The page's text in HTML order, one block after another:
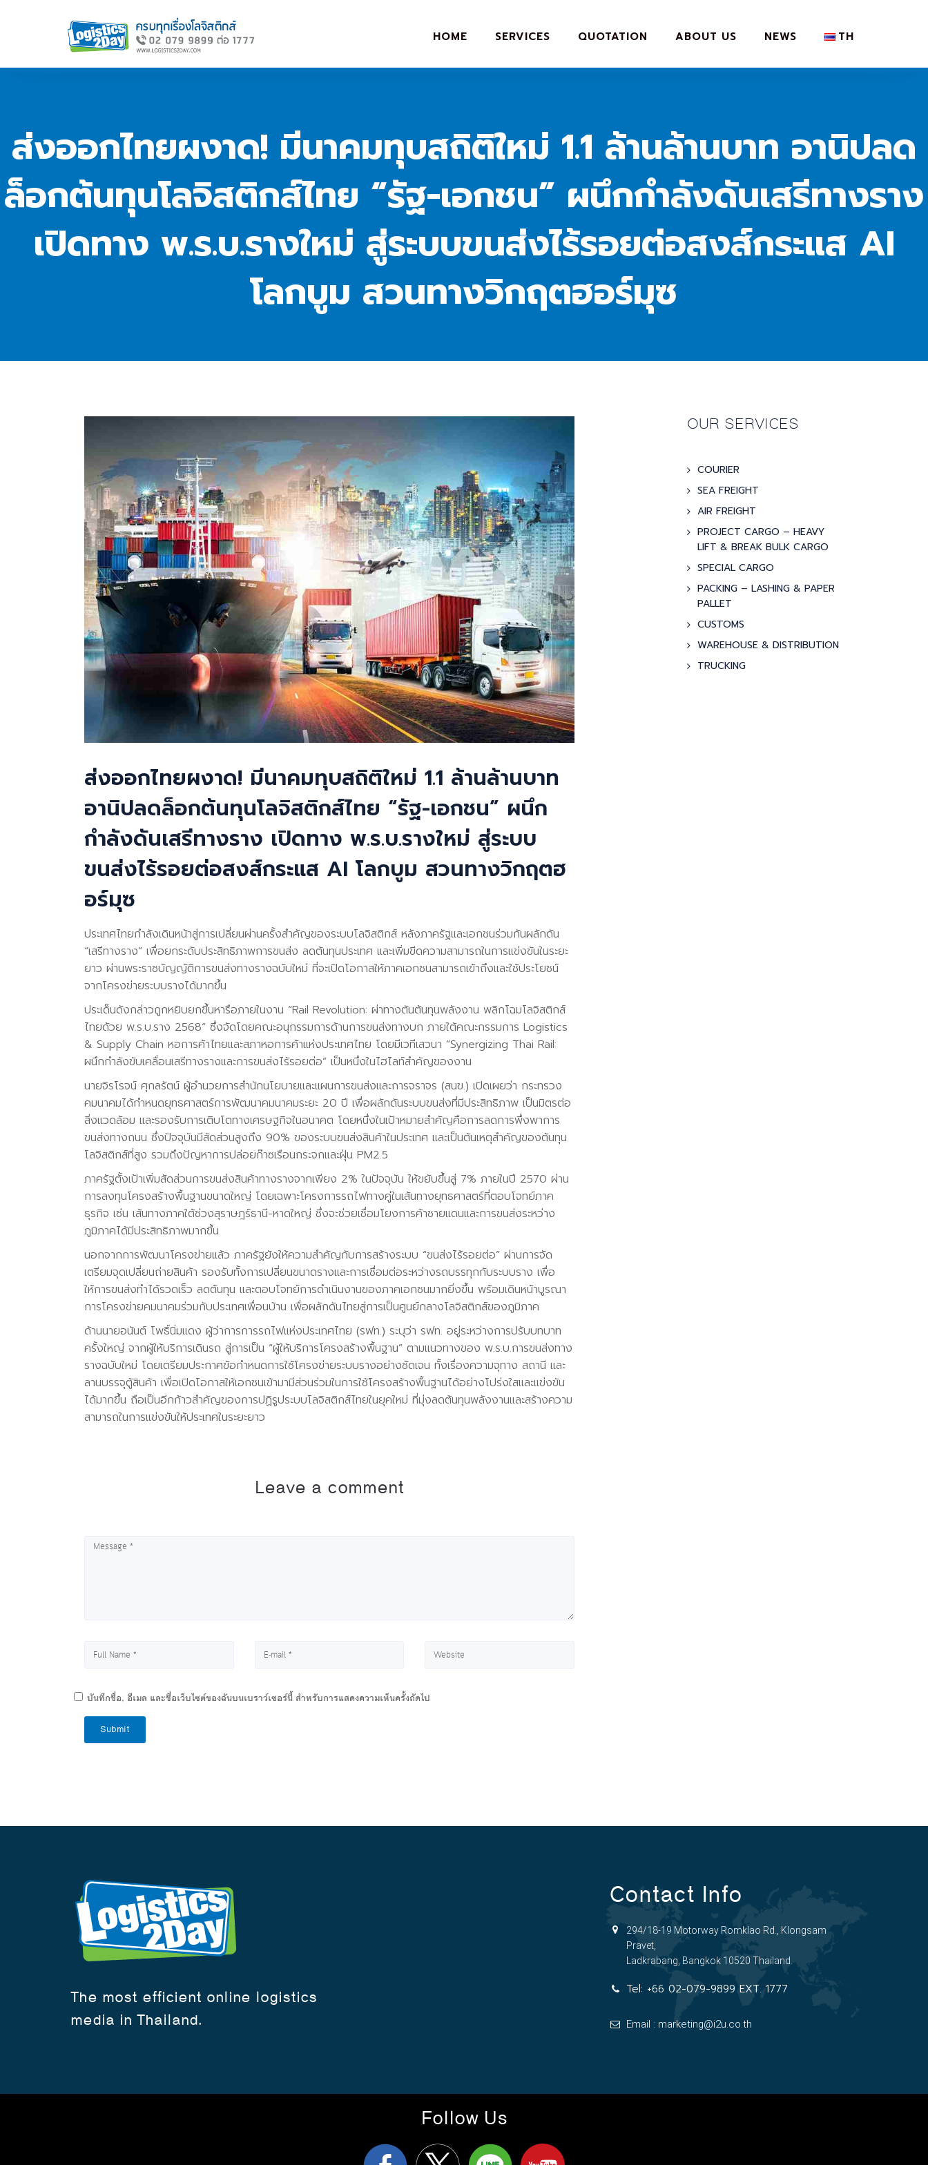
HOME SERVICES QUOTATION ABOUT US NEWS TH
ส่งออกไทยผงาด! มีนาคมทุบสถิติใหม่ 1.1 ล้านล้านบาท อานิปลด
ล็อกต้นทุนโลจิสติกส์ไทย “รัฐ-เอกชน” ผนึกกำลังดันเสรีทางราง
เปิดทาง พ.ร.บ.รางใหม่ สู่ระบบขนส่งไร้รอยต่อสงส์กระแส AI
โลกบูม สวนทางวิกฤตฮอร์มุซ
ส่งออกไทยผงาด! มีนาคมทุบสถิติใหม่ 1.1 ล้านล้านบาท
อานิปลดล็อกต้นทุนโลจิสติกส์ไทย “รัฐ-เอกชน” ผนึก
กำลังดันเสรีทางราง เปิดทาง พ.ร.บ.รางใหม่ สู่ระบบ
ขนส่งไร้รอยต่อสงส์กระแส AI โลกบูม สวนทางวิกฤตฮ
อร์มุซ
ประเทศไทยกำลังเดินหน้าสู่การเปลี่ยนผ่านครั้งสำคัญของระบบโลจิสติกส์ หลังภาครัฐและเอกชนร่วมกันผลักดัน
“เสรีทางราง” เพื่อยกระดับประสิทธิภาพการขนส่ง ลดต้นทุนประเทศ และเพิ่มขีดความสามารถในการแข่งขันในระยะ
ยาว ผ่านพระราชบัญญัติการขนส่งทางรางฉบับใหม่ ที่จะเปิดโอกาสให้ภาคเอกชนสามารถเข้าถึงและใช้ประโยชน์
จากโครงข่ายระบบรางได้มากขึ้น
ประเด็นดังกล่าวถูกหยิบยกขึ้นหารือภายในงาน “Rail Revolution: ผ่าทางตันต้นทุนพลังงาน พลิกโฉมโลจิสติกส์
ไทยด้วย พ.ร.บ.ราง 2568” ซึ่งจัดโดยคณะอนุกรรมการด้านการขนส่งทางบก ภายใต้คณะกรรมการ Logistics
& Supply Chain หอการค้าไทยและสภาหอการค้าแห่งประเทศไทย โดยมีเวทีเสวนา “Synergizing Thai Rail:
ผนึกกำลังขับเคลื่อนเสรีทางรางและการขนส่งไร้รอยต่อ” เป็นหนึ่งในไฮไลท์สำคัญของงาน
นายจิรโรจน์ ศุกลรัตน์ ผู้อำนวยการสำนักนโยบายและแผนการขนส่งและการจราจร (สนข.) เปิดเผยว่า กระทรวง
คมนาคมได้กำหนดยุทธศาสตร์การพัฒนาคมนาคมระยะ 20 ปี เพื่อผลักดันระบบขนส่งที่มีประสิทธิภาพ เป็นมิตรต่อ
สิ่งแวดล้อม และรองรับการเติบโตทางเศรษฐกิจในอนาคต โดยหนึ่งในเป้าหมายสำคัญคือการลดการพึ่งพาการ
ขนส่งทางถนน ซึ่งปัจจุบันมีสัดส่วนสูงถึง 90% ของระบบขนส่งสินค้าในประเทศ และเป็นต้นเหตุสำคัญของต้นทุน
โลจิสติกส์ที่สูง รวมถึงปัญหาการปล่อยก๊าซเรือนกระจกและฝุ่น PM2.5
ภาครัฐตั้งเป้าเพิ่มสัดส่วนการขนส่งสินค้าทางรางจากเพียง 2% ในปัจจุบัน ให้ขยับขึ้นสู่ 7% ภายในปี 2570 ผ่าน
การลงทุนโครงสร้างพื้นฐานขนาดใหญ่ โดยเฉพาะโครงการรถไฟทางคู่ในเส้นทางยุทธศาสตร์ที่ตอบโจทย์ภาค
ธุรกิจ เช่น เส้นทางภาคใต้ช่วงสุราษฎร์ธานี-หาดใหญ่ ซึ่งจะช่วยเชื่อมโยงการค้าชายแดนและการขนส่งระหว่าง
ภูมิภาคได้มีประสิทธิภาพมากขึ้น
นอกจากการพัฒนาโครงข่ายแล้ว ภาครัฐยังให้ความสำคัญกับการสร้างระบบ “ขนส่งไร้รอยต่อ” ผ่านการจัด
เตรียมจุดเปลี่ยนถ่ายสินค้า รองรับทั้งการเปลี่ยนขนาดรางและการเชื่อมต่อระหว่างรถบรรทุกกับระบบราง เพื่อ
ให้การขนส่งทำได้รวดเร็ว ลดต้นทุน และตอบโจทย์การดำเนินงานของภาคเอกชนมากยิ่งขึ้น พร้อมเดินหน้าบูรณา
การโครงข่ายคมนาคมร่วมกับประเทศเพื่อนบ้าน เพื่อผลักดันไทยสู่การเป็นศูนย์กลางโลจิสติกส์ของภูมิภาค
ด้านนายอนันต์ โพธิ์นิ่มแดง ผู้ว่าการการรถไฟแห่งประเทศไทย (รฟท.) ระบุว่า รฟท. อยู่ระหว่างการปรับบทบาท
ครั้งใหญ่ จากผู้ให้บริการเดินรถ สู่การเป็น “ผู้ให้บริการโครงสร้างพื้นฐาน” ตามแนวทางของ พ.ร.บ.การขนส่งทาง
รางฉบับใหม่ โดยเตรียมประกาศข้อกำหนดการใช้โครงข่ายระบบรางอย่างชัดเจน ทั้งเรื่องความจุทาง สถานี และ
ลานบรรจุตู้สินค้า เพื่อเปิดโอกาสให้เอกชนเข้ามามีส่วนร่วมในการใช้โครงสร้างพื้นฐานได้อย่างโปร่งใสและแข่งขัน
ได้มากขึ้น ถือเป็นอีกก้าวสำคัญของการปฏิรูประบบโลจิสติกส์ไทยในยุคใหม่ ที่มุ่งลดต้นทุนพลังงานและสร้างความ
สามารถในการแข่งขันให้ประเทศในระยะยาว
Leave a comment
บันทึกชื่อ, อีเมล และชื่อเว็บไซต์ของฉันบนเบราว์เซอร์นี้ สำหรับการแสดงความเห็นครั้งถัดไป
Submit
OUR SERVICES
COURIER
SEA FREIGHT
AIR FREIGHT
PROJECT CARGO – HEAVY
LIFT & BREAK BULK CARGO
SPECIAL CARGO
PACKING – LASHING & PAPER
PALLET
CUSTOMS
WAREHOUSE & DISTRIBUTION
TRUCKING
The most efficient online logistics
media in Thailand.
Contact Info
294/18-19 Motorway Romklao Rd., Klongsam
Pravet,
Ladkrabang, Bangkok 10520 Thailand.
Tel: +66 02-079-9899 EXT. 1777
Email : marketing@i2u.co.th
Follow Us